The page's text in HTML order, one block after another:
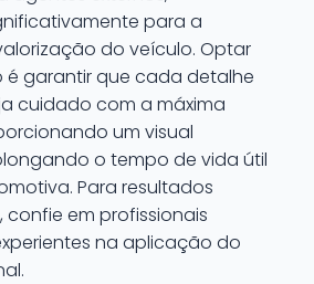
para a
do veículo. Optar
é garantir que cada detalhe
cuidado com a máxima
um visual
o tempo de vida útil
Para resultados
confie em profissionais
na aplicação do